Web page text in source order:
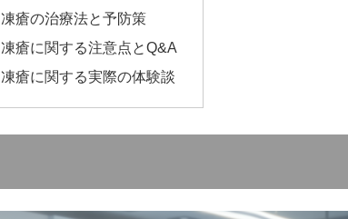
凍瘡の治療法と予防策
凍瘡に関する注意点とQ&A
凍瘡に関する実際の体験談